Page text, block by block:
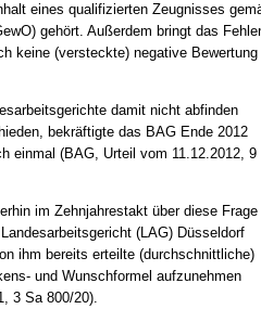
eines qualifizierten Zeugnisses
gehört. Außerdem bringt das
keine (versteckte) negative Bewertung
damit nicht abfinden
bekräftigte das BAG Ende 2012
einmal (BAG, Urteil vom 11.12.2012, 9
im Zehnjahrestakt über diese Frage
(LAG) Düsseldorf
ihm bereits erteilte (durchschnittliche)
und Wunschformel aufzunehmen
3 Sa 800/20).